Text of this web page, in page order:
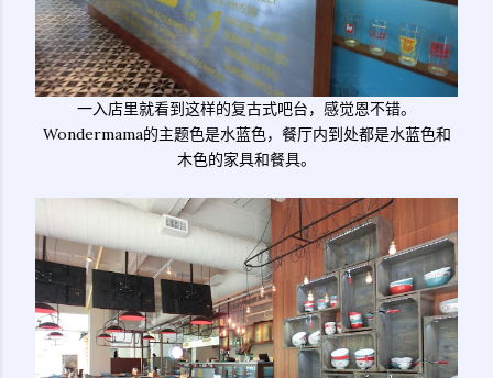
一入店里就看到这样的复古式吧台，感觉恩不错。
Wondermama的主题色是水蓝色，餐厅内到处都是水蓝色和
木色的家具和餐具。